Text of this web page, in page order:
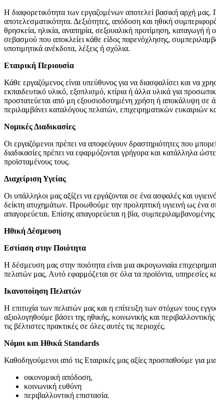
Η διαφορετικότητα των εργαζομένων αποτελεί βασική αρχή
αποτελεσματικότητα. Δεξιότητες, απόδοση και ηθική
θρησκεία, ηλικία, αναπηρία, σεξουαλική προτίμηση, καταγωγή ή
σεβασμού που αποκλείει κάθε είδος παρενόχλησης,
υποτιμητικά ανέκδοτα, λέξεις ή σχόλια.
Εταιρική Περιουσία
Κάθε εργαζόμενος είναι υπεύθυνος για να διασφαλίσει και να
εκπαιδευτικό υλικό, εξοπλισμό, κτίρια ή άλλα υλικά για
προστατεύεται από μη εξουσιοδοτημένη χρήση ή αποκάλυψη σε
περιλαμβάνει καταλόγους πελατών, επιχειρηματικών ευκαιριών
Νομικές Διαδικασίες
Οι εργαζόμενοι πρέπει να αποφεύγουν δραστηριότητες που
διαδικασίες πρέπει να εφαρμόζονται γρήγορα και κατάλληλα
προϊσταμένους τους.
Διαχείριση Υγείας
Οι υπάλληλοι μας αξίζει να εργάζονται σε ένα ασφαλές και
δείκτη ατυχημάτων. Προωθούμε την προληπτική υγιεινή ως ένα
απαγορεύεται. Επίσης απαγορεύεται η βία,
Ηθική Δέσμευση
Εστίαση στην Ποιότητα
Η δέσμευση μας στην ποιότητα είναι μια ακρογωνιαία
πελατών μας. Αυτό εφαρμόζεται σε όλα τα προϊόντα, υπηρεσίες
Ικανοποίηση Πελατών
Η επιτυχία των πελατών μας και η επίτευξη των στόχων τους
αξιολογηθούμε βάσει της ηθικής, κοινωνικής και
τις βέλτιστες πρακτικές σε όλες αυτές τις περιοχές.
Νόμοι και Ηθικά Standards
Καθοδηγούμενοι από τις Εταιρικές μας αξίες προσπαθούμε για
οικονομική απόδοση,
κοινωνική ευθύνη
περιβαλλοντική επιστασία.